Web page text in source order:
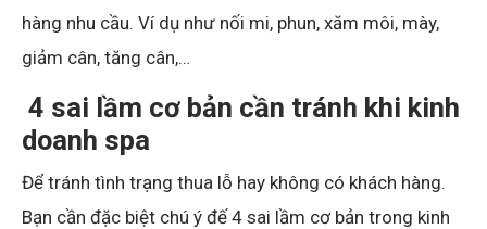
hàng nhu cầu. Ví dụ như nối mi, phun, xăm môi, mày,
giảm cân, tăng cân,…
4 sai lầm cơ bản cần tránh khi kinh
doanh spa
Để tránh tình trạng thua lỗ hay không có khách hàng.
Bạn cần đặc biệt chú ý đế 4 sai lầm cơ bản trong kinh